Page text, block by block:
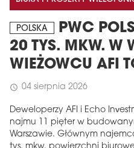
POLSKA
PWC
20 TYS. MKW. W
WIEŻOWCU AFI
schedule 04 sierpnia 2026
Deweloperzy AFI i Echo
najmu 11 pięter w
Warszawie. Głównym